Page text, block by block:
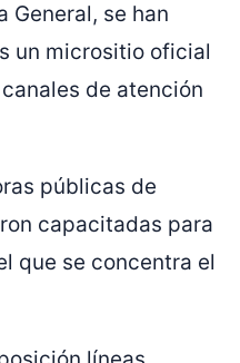
General, se han
un micrositio oficial
de atención
públicas de
capacitadas para
que se concentra el